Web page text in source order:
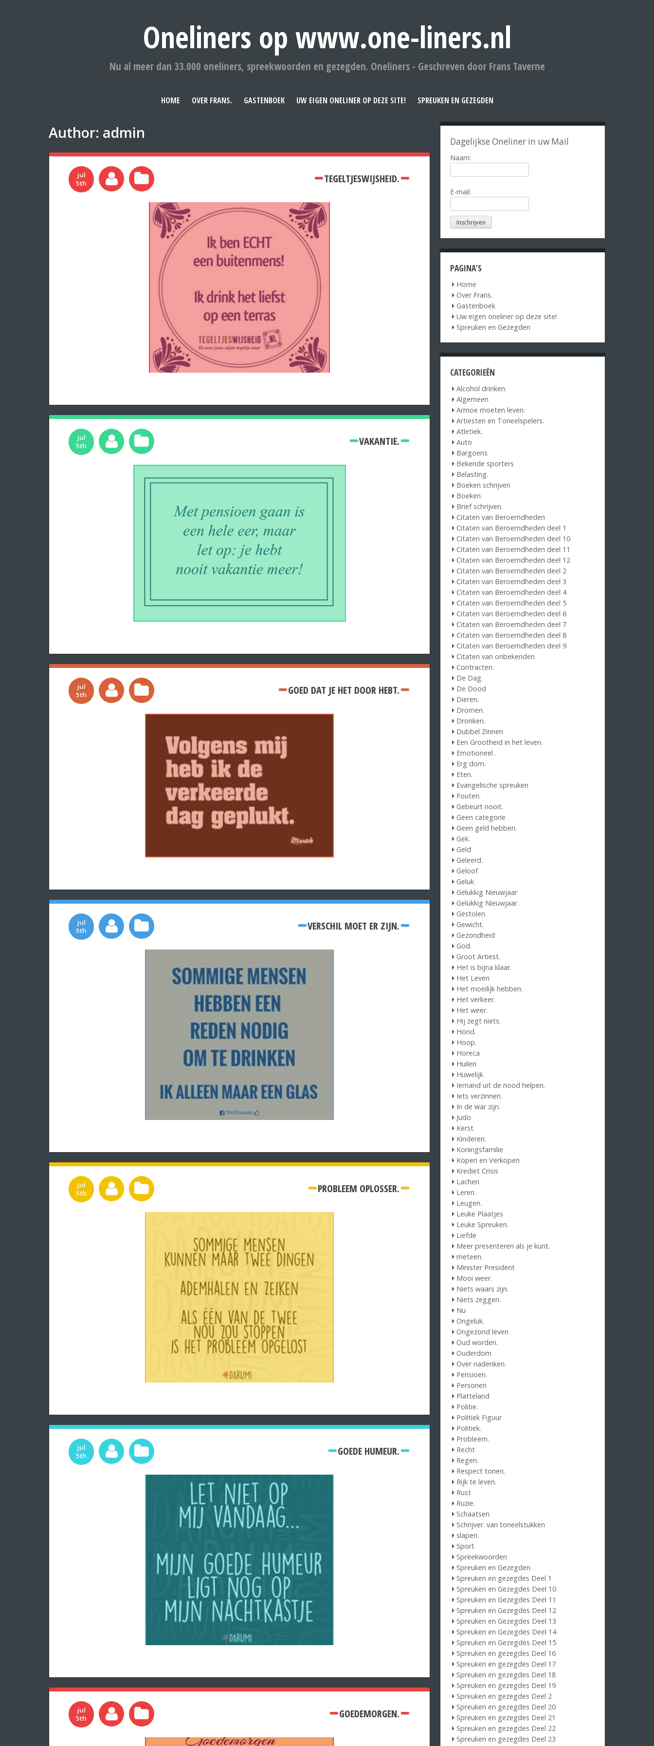
Oneliners op www.one-liners.nl
Nu al meer dan 33.000 oneliners, spreekwoorden en gezegden. Oneliners - Geschreven door Frans Taverne
HOME OVER FRANS. GASTENBOEK UW EIGEN ONELINER OP DEZE SITE! SPREUKEN EN GEZEGDEN
Author: admin
jul
5th
TEGELTJESWIJSHEID.
jul
5th
VAKANTIE.
jul
5th
GOED DAT JE HET DOOR HEBT.
jul
5th
VERSCHIL MOET ER ZIJN.
jul
5th
PROBLEEM OPLOSSER.
jul
5th
GOEDE HUMEUR.
jul
5th
GOEDEMORGEN.
Dagelijkse Oneliner in uw Mail
Naam:
E-mail:
PAGINA’S
Home
Over Frans.
Gastenboek
Uw eigen oneliner op deze site!
Spreuken en Gezegden
CATEGORIEËN
Alcohol drinken.
Algemeen
Armoe moeten leven.
Artiesten en Toneelspelers.
Atletiek.
Auto
Bargoens
Bekende sporters
Belasting.
Boeken schrijven
Boeken.
Brief schrijven.
Citaten van Beroemdheden
Citaten van Beroemdheden deel 1
Citaten van Beroemdheden deel 10
Citaten van Beroemdheden deel 11
Citaten van Beroemdheden deel 12
Citaten van Beroemdheden deel 2
Citaten van Beroemdheden deel 3
Citaten van Beroemdheden deel 4
Citaten van Beroemdheden deel 5
Citaten van Beroemdheden deel 6
Citaten van Beroemdheden deel 7
Citaten van Beroemdheden deel 8
Citaten van Beroemdheden deel 9
Citaten van onbekenden
Contracten.
De Dag.
De Dood
Dieren.
Dromen.
Dronken.
Dubbel Zinnen
Een Grootheid in het leven.
Emotioneel .
Erg dom.
Eten.
Evangelische spreuken
Fouten.
Gebeurt nooit.
Geen categorie
Geen geld hebben.
Gek.
Geld
Geleerd.
Geloof
Geluk.
Gelukkig Nieuwjaar
Gelukkig Nieuwjaar.
Gestolen.
Gewicht.
Gezondheid
God.
Groot Artiest.
Het is bijna klaar.
Het Leven
Het moeilijk hebben.
Het verkeer.
Het weer.
Hij zegt niets.
Hond.
Hoop.
Horeca
Huilen
Huwelijk
Iemand uit de nood helpen.
Iets verzinnen.
In de war zijn.
Judo
Kerst
Kinderen.
Koningsfamilie
Kopen en Verkopen
Krediet Crisis
Lachen
Leren.
Leugen.
Leuke Plaatjes
Leuke Spreuken.
Liefde
Meer presenteren als je kunt.
meteen.
Minister President
Mooi weer.
Niets waars zijn.
Niets zeggen.
Nu
Ongeluk.
Ongezond leven
Oud worden.
Ouderdom
Over nadenken.
Pensioen.
Personen
Platteland
Politie.
Politiek Figuur
Politiek.
Probleem.
Recht
Regen.
Respect tonen.
Rijk te leven.
Rust
Ruzie.
Schaatsen
Schrijver. van toneelstukken
slapen.
Sport
Spreekwoorden
Spreuken en Gezegden
Spreuken en gezegdes Deel 1
Spreuken en Gezegdes Deel 10
Spreuken en Gezegdes Deel 11
Spreuken en Gezegdes Deel 12
Spreuken en Gezegdes Deel 13
Spreuken en Gezegdes Deel 14
Spreuken en Gezegdes Deel 15
Spreuken en gezegdes Deel 16
Spreuken en gezegdes Deel 17
Spreuken en gezegdes Deel 18
Spreuken en gezegdes Deel 19
Spreuken en gezegdes Deel 2
Spreuken en gezegdes Deel 20
Spreuken en gezegdes Deel 21
Spreuken en gezegdes Deel 22
Spreuken en gezegdes Deel 23